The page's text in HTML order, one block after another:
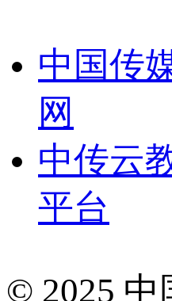
中国传
网
中传云
平台
© 2025 中